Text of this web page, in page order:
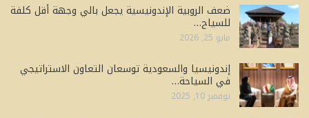
ضعف الروبية الإندونيسية يجعل بالي وجهة أقل كلفة
للسياح…
مايو 25, 2026
إندونيسيا والسعودية توسعان التعاون الاستراتيجي
في السياحة…
نوفمبر 10, 2025